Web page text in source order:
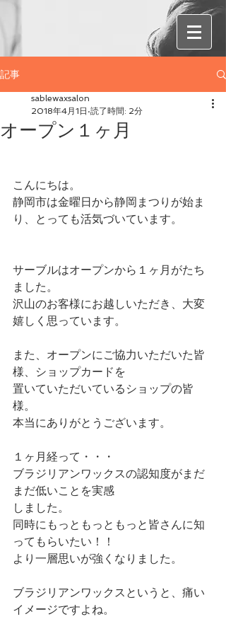
記事
オープン１ヶ月
sablewaxsalon
2018年4月1日 読了時間: 2分
こんにちは。
静岡市は金曜日から静岡まつりが始ま
り、とっても活気づいています。
サーブルはオープンから１ヶ月がたち
ました。
沢山のお客様にお越しいただき、大変
嬉しく思っています。
また、オープンにご協力いただいた皆
様、ショップカードを
置いていただいているショップの皆
様。
本当にありがとうございます。
１ヶ月経って・・・
ブラジリアンワックスの認知度がまだ
まだ低いことを実感
しました。
同時にもっともっともっと皆さんに知
ってもらいたい！！
より一層思いが強くなりました。
ブラジリアンワックスというと、痛い
イメージですよね。